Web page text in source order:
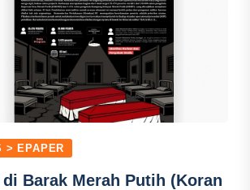
> EPAPER
di Barak Merah Putih (Koran